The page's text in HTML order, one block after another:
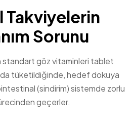
Takviyelerin
Sorunu
standart göz vitaminleri tablet
tüketildiğinde, hedef dokuya
(sindirim) sistemde zorlu
geçerler.